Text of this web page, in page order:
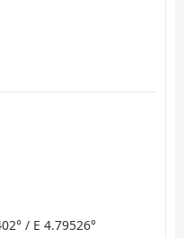
/ E 4.79526°